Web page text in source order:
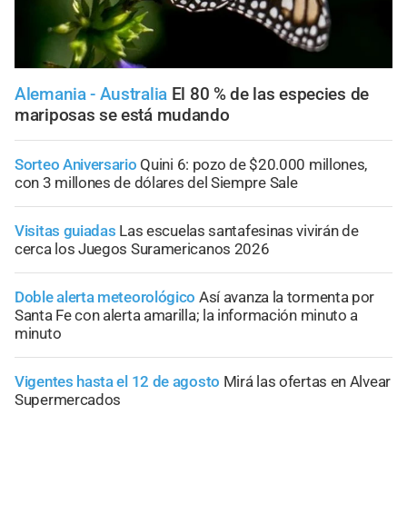
Alemania - Australia El 80 % de las especies de
mariposas se está mudando
Sorteo Aniversario Quini 6: pozo de $20.000 millones,
con 3 millones de dólares del Siempre Sale
Visitas guiadas Las escuelas santafesinas vivirán de
cerca los Juegos Suramericanos 2026
Doble alerta meteorológico Así avanza la tormenta por
Santa Fe con alerta amarilla; la información minuto a
minuto
Vigentes hasta el 12 de agosto Mirá las ofertas en Alvear
Supermercados